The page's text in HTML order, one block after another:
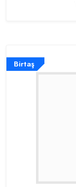
Birtaş